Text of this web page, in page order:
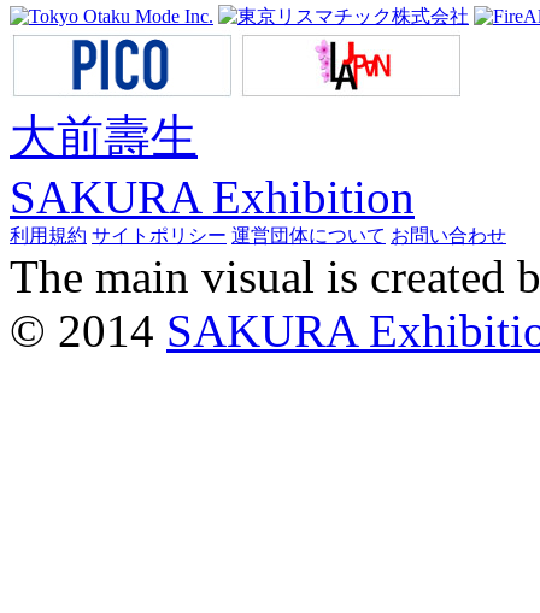
大前壽生
SAKURA Exhibition
利用規約 サイトポリシー 運営団体について お問い合わせ
The main visual is created
© 2014 SAKURA